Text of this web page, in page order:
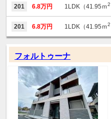
201 6.8万円 1LDK（41.95ｍ2
201 6.8万円 1LDK（41.95ｍ2
フォルトゥーナ